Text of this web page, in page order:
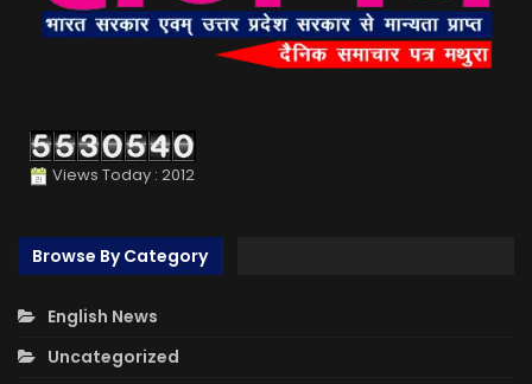
Views Today : 2012
Browse By Category
English News
Uncategorized